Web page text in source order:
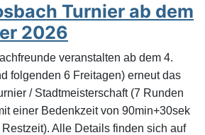
Turnier ab dem
2026
veranstalten ab dem 4.
folgenden 6 Freitagen) erneut das
/ Stadtmeisterschaft (7 Runden
einer Bedenkzeit von 90min+30sek
Alle Details finden sich auf